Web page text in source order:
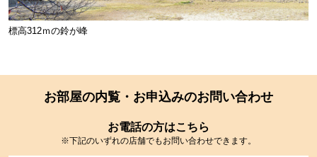
標高312ｍの鈴が峰
お部屋の内覧・お申込みのお問い合わせ
お電話の方はこちら
※下記のいずれの店舗でもお問い合わせできます。